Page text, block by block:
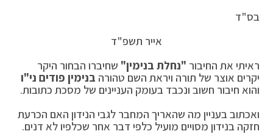
בס"ד
אייר תשפ"ד
ראיתי את החיבור "נחלת בנימין" שחיברו הבחור היקר
יקרים אוצר של תורה ויראת השם טהורה בנימין פודים ני"ו
והוא חיבור חשוב ונכבד בעומק העניינים של מסכת כתובות.
ואכתוב בעניין מה שהאריך המחבר לגבי הנידון האם הכרעת
חזקה בנידון מסויים מועיל כלפי דבר אחר שכלפיו לא דנים.